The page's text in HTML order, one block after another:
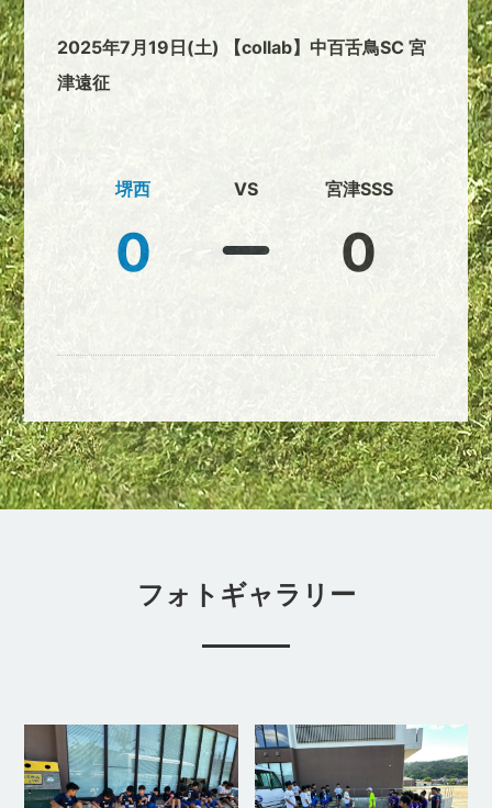
2025年7月19日(土) 【collab】中百舌鳥SC 宮
津遠征
堺西
0
VS 宮津SSS
0
フォトギャラリー